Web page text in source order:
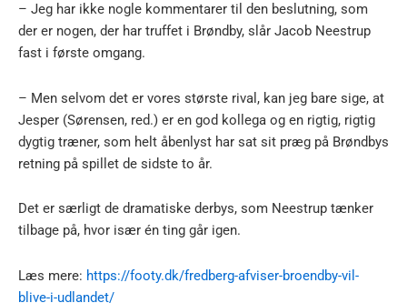
– Jeg har ikke nogle kommentarer til den beslutning, som
der er nogen, der har truffet i Brøndby, slår Jacob Neestrup
fast i første omgang.
– Men selvom det er vores største rival, kan jeg bare sige, at
Jesper (Sørensen, red.) er en god kollega og en rigtig, rigtig
dygtig træner, som helt åbenlyst har sat sit præg på Brøndbys
retning på spillet de sidste to år.
Det er særligt de dramatiske derbys, som Neestrup tænker
tilbage på, hvor især én ting går igen.
Læs mere: https://footy.dk/fredberg-afviser-broendby-vil-
blive-i-udlandet/